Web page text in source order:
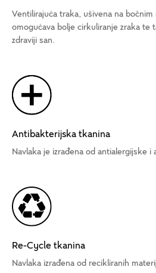
Ventilirajuća traka, ušivena na bočnim
omogućava bolje cirkuliranje zraka te
zdraviji san.
Antibakterijska tkanina
Navlaka je izrađena od antialergijske
Re-Cycle tkanina
Navlaka izrađena od recikliranih